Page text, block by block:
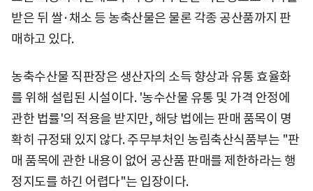
받은 뒤 쌀·채소 등 농축산물은 물론 각종 공산품까지 판
매하고 있다.
농축수산물 직판장은 생산자의 소득 향상과 유통 효율화
를 위해 설립된 시설이다. '농수산물 유통 및 가격 안정에
관한 법률'의 적용을 받지만, 해당 법에는 판매 품목이 명
확히 규정돼 있지 않다. 주무부처인 농림축산식품부는 "판
매 품목에 관한 내용이 없어 공산품 판매를 제한하라는 행
정지도를 하긴 어렵다"는 입장이다.